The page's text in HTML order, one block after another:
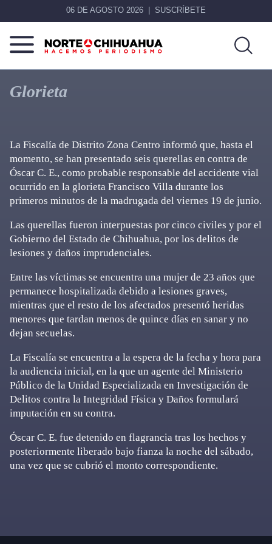
06 DE AGOSTO 2026 SUSCRÍBETE
Norte
De
Chihuahua
Más
que
noticias,
Glorieta
La Fiscalía de Distrito Zona Centro informó que, hasta el
momento, se han presentado seis querellas en contra de
Óscar C. E., como probable responsable del accidente vial
ocurrido en la glorieta Francisco Villa durante los
primeros minutos de la madrugada del viernes 19 de junio.
Las querellas fueron interpuestas por cinco civiles y por el
Gobierno del Estado de Chihuahua, por los delitos de
lesiones y daños imprudenciales.
Entre las víctimas se encuentra una mujer de 23 años que
permanece hospitalizada debido a lesiones graves,
mientras que el resto de los afectados presentó heridas
menores que tardan menos de quince días en sanar y no
dejan secuelas.
La Fiscalía se encuentra a la espera de la fecha y hora para
la audiencia inicial, en la que un agente del Ministerio
Público de la Unidad Especializada en Investigación de
Delitos contra la Integridad Física y Daños formulará
imputación en su contra.
Óscar C. E. fue detenido en flagrancia tras los hechos y
posteriormente liberado bajo fianza la noche del sábado,
una vez que se cubrió el monto correspondiente.